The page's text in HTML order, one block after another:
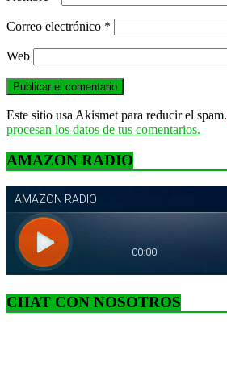
Correo electrónico *
Web
Este sitio usa Akismet para reducir el spam.
procesan los datos de tus comentarios.
AMAZON RADIO
CHAT CON NOSOTROS